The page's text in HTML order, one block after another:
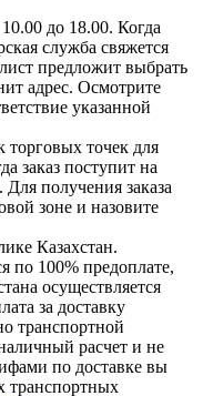
до 18.00. Когда
служба свяжется
предложит выбрать
адрес. Осмотрите
указанной
точек для
заказ поступит на
получения заказа
зоне и назовите
Казахстан.
по 100% предоплате,
осуществляется
за доставку
транспортной
расчет и не
по доставке вы
транспортных